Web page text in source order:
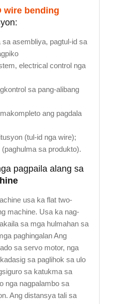
wire bending
asembliya, pagtul-id sa
electrical control nga
sa pang-alibang
ang pagdala
(tul-id nga wire);
sa produkto).
pagpaila alang sa
usa ka flat two-
machine. Usa ka nag-
sa mga hulmahan sa
paghingalan Ang
sa servo motor, nga
sa paglihok sa ulo
sa katukma sa
nga nagpalambo sa
Ang distansya tali sa